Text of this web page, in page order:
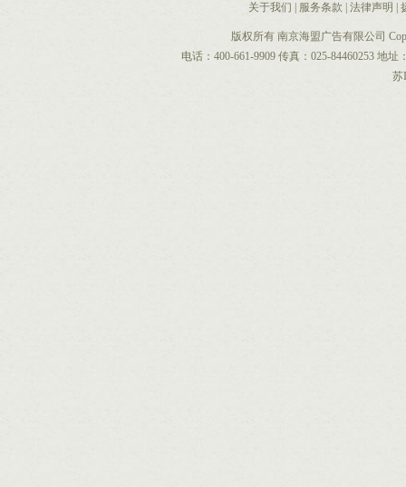
关于我们 服务条款 法律声明
版权所有 南京海盟广告有限公司
电话：400-661-9909 传真：025-84460253 地
苏